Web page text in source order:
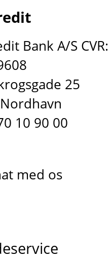
Bank A/S CVR:
25
10 90 00
med os